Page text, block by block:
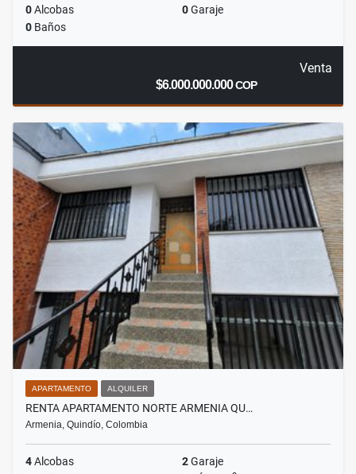
0Alcobas 0Garaje
0 Baños
Venta
$6.000.000.000COP
APARTAMENTO ALQUILER
RENTA APARTAMENTO NORTE ARMENIA QU…
Armenia, Quindío, Colombia
4Alcobas 2Garaje